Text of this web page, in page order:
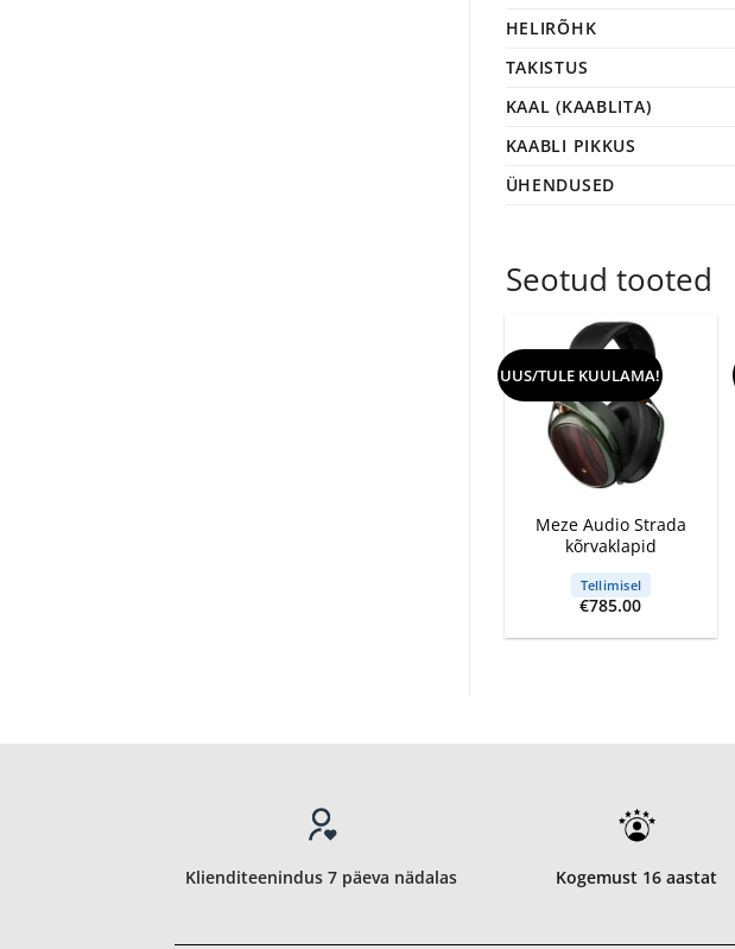
HELIRÕHK
TAKISTUS
KAAL (KAABLITA)
KAABLI PIKKUS
ÜHENDUSED
Seotud tooted
UUS/TULE KUULAMA!
Meze Audio Strada
kõrvaklapid
Tellimisel
€785.00
Klienditeenindus 7 päeva nädalas Kogemust 16 aastat